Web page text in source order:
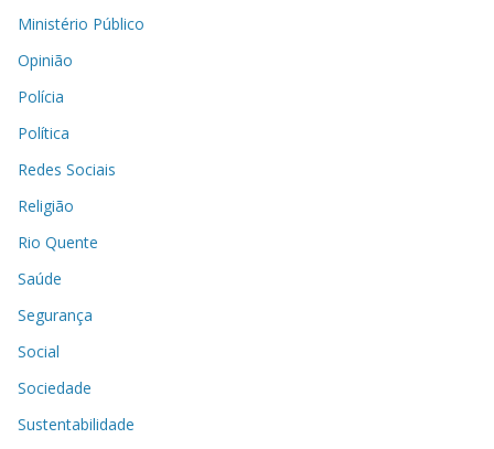
Ministério Público
Opinião
Polícia
Política
Redes Sociais
Religião
Rio Quente
Saúde
Segurança
Social
Sociedade
Sustentabilidade